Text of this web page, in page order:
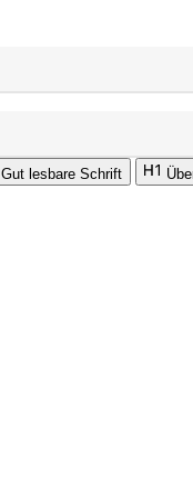
Gut lesbare Schrift